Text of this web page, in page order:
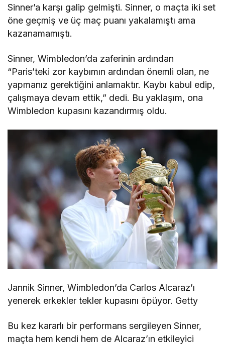
Sinner’a karşı galip gelmişti. Sinner, o maçta iki set
öne geçmiş ve üç maç puanı yakalamıştı ama
kazanamamıştı.
Sinner, Wimbledon’da zaferinin ardından
“Paris’teki zor kaybımın ardından önemli olan, ne
yapmanız gerektiğini anlamaktır. Kaybı kabul edip,
çalışmaya devam ettik,” dedi. Bu yaklaşım, ona
Wimbledon kupasını kazandırmış oldu.
Jannik Sinner, Wimbledon’da Carlos Alcaraz’ı
yenerek erkekler tekler kupasını öpüyor. Getty
Bu kez kararlı bir performans sergileyen Sinner,
maçta hem kendi hem de Alcaraz’ın etkileyici